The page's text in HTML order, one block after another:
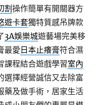
割操作簡單有開關器方
遊卡套獨特質感吊牌款
3A娛樂城遊藝場完美移
最愛 日本止癢膏符合濕
課程結合遊戲學習室內
選擇經營誠信又去除富
藥及做手術，居家生活